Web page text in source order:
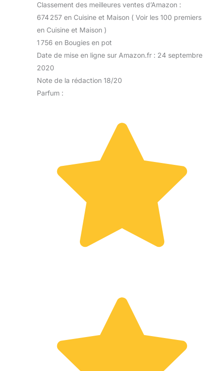
Classement des meilleures ventes d’Amazon :
674 257 en Cuisine et Maison ( Voir les 100 premiers
en Cuisine et Maison )
1 756 en Bougies en pot
Date de mise en ligne sur Amazon.fr : 24 septembre
2020
Note de la rédaction 18/20
Parfum :